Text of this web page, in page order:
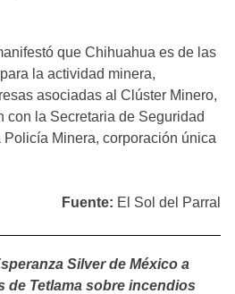
que Chihuahua es de las
la actividad minera,
asociadas al Clúster Minero,
con la Secretaria de Seguridad
Minera, corporación única
Fuente: El Sol del Parral
Silver de México a
de Tetlama sobre incendios